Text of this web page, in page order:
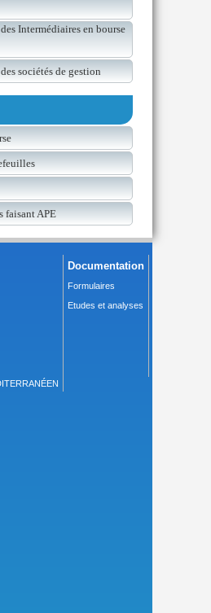
Intermédiaires en bourse
sociétés de gestion
faisant APE
Documentation
Formulaires
Etudes et analyses